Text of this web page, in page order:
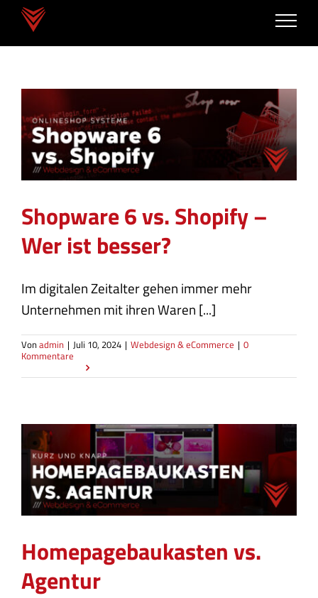
Zum
Inhalt
springen
Shopware 6 vs. Shopify –
Wer ist besser?
Webdesign & eCommerce
Shopware 6 vs. Shopify –
Wer ist besser?
Im digitalen Zeitalter gehen immer mehr
Unternehmen mit ihren Waren [...]
Vonadmin | Juli 10, 2024 | Webdesign & eCommerce | 0
Kommentare
Homepagebaukasten vs.
Agentur
Agentur Webdesign & eCommerce
Homepagebaukasten vs.
Agentur